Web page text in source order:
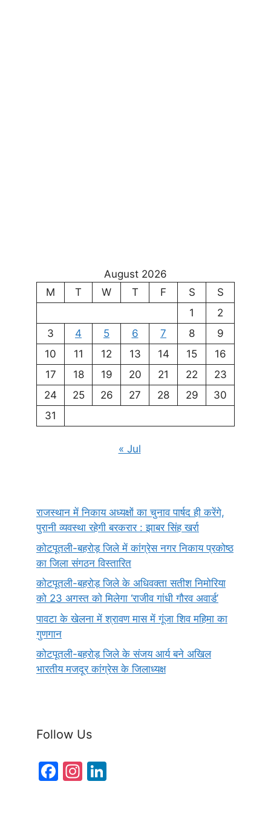
August 2026
M
T W T F S
S
1
2
3
4 5 6 7 8
9
10
11 12 13 14 15
16
17
18 19 20 21 22
23
24
25 26 27 28 29
30
31
« Jul
राजस्थान में निकाय अध्यक्षों का चुनाव पार्षद ही करेंगे,
पुरानी व्यवस्था रहेगी बरकरार : झाबर सिंह खर्रा
कोटपूतली-बहरोड़ जिले में कांग्रेस नगर निकाय प्रकोष्ठ
का जिला संगठन विस्तारित
कोटपूतली-बहरोड़ जिले के अधिवक्ता सतीश निमोरिया
को 23 अगस्त को मिलेगा ‘राजीव गांधी गौरव अवार्ड’
पावटा के खेलना में श्रावण मास में गूंजा शिव महिमा का
गुणगान
कोटपूतली-बहरोड़ जिले के संजय आर्य बने अखिल
भारतीय मजदूर कांग्रेस के जिलाध्यक्ष
Follow Us
F
In